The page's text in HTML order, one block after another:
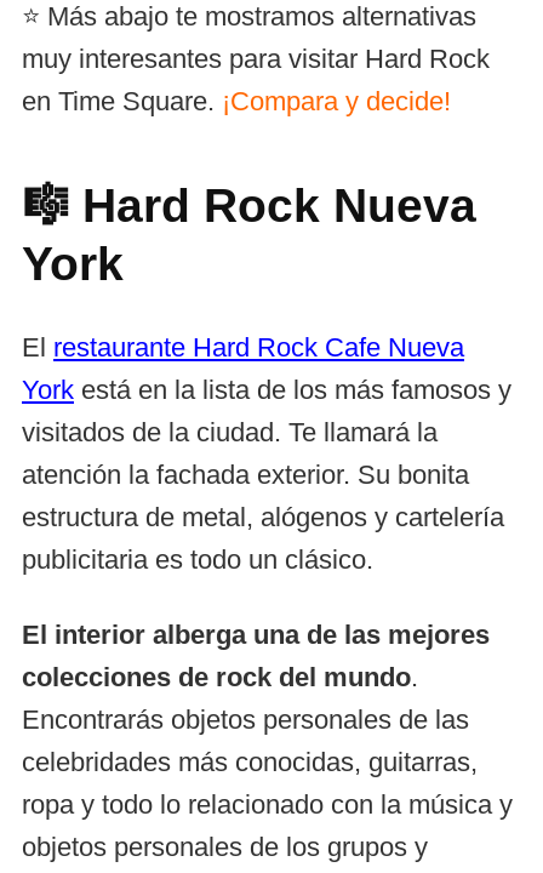
⭐ Más abajo te mostramos alternativas
muy interesantes para visitar Hard Rock
en Time Square. ¡Compara y decide!
🎼 Hard Rock Nueva
York
El restaurante Hard Rock Cafe Nueva
York está en la lista de los más famosos y
visitados de la ciudad. Te llamará la
atención la fachada exterior. Su bonita
estructura de metal, alógenos y cartelería
publicitaria es todo un clásico.
El interior alberga una de las mejores
colecciones de rock del mundo.
Encontrarás objetos personales de las
celebridades más conocidas, guitarras,
ropa y todo lo relacionado con la música y
objetos personales de los grupos y